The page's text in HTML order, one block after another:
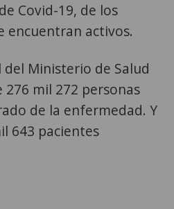
Covid-19, de los
encuentran activos.
Ministerio de Salud
mil 272 personas
de la enfermedad. Y
643 pacientes